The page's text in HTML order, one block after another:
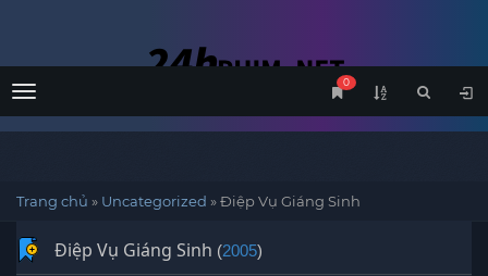
Menu
0
Trang chủ » Uncategorized »Điệp Vụ Giáng Sinh
Điệp Vụ Giáng Sinh (2005)